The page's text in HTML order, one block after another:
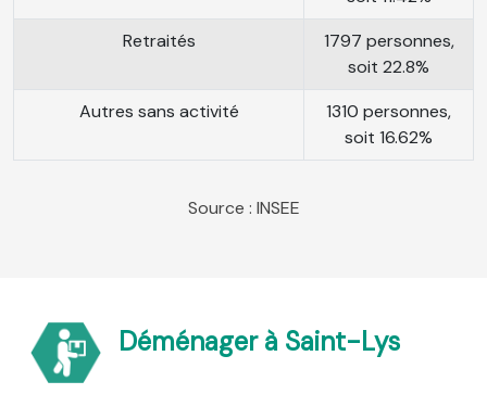
Retraités
1797 personnes,
soit 22.8%
Autres sans activité
1310 personnes,
soit 16.62%
Source : INSEE
Déménager à Saint-Lys